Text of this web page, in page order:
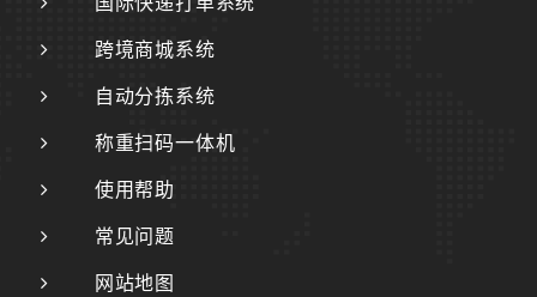
跨境商城系统
自动分拣系统
称重扫码一体机
使用帮助
常见问题
网站地图